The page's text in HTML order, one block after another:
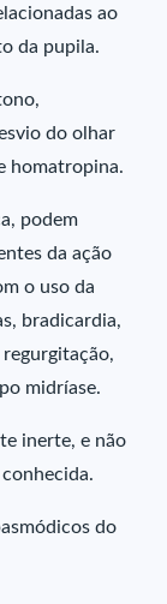
ao
da pupila.
do olhar
homatropina.
podem
da ação
o uso da
bradicardia,
midríase.
inerte, e não
do